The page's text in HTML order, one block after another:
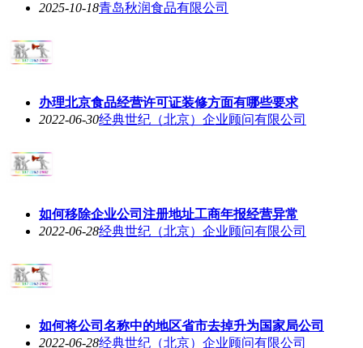
2025-10-18青岛秋润食品有限公司
办理北京食品经营许可证装修方面有哪些要求
2022-06-30经典世纪（北京）企业顾问有限公司
如何移除企业公司注册地址工商年报经营异常
2022-06-28经典世纪（北京）企业顾问有限公司
如何将公司名称中的地区省市去掉升为国家局公司
2022-06-28经典世纪（北京）企业顾问有限公司